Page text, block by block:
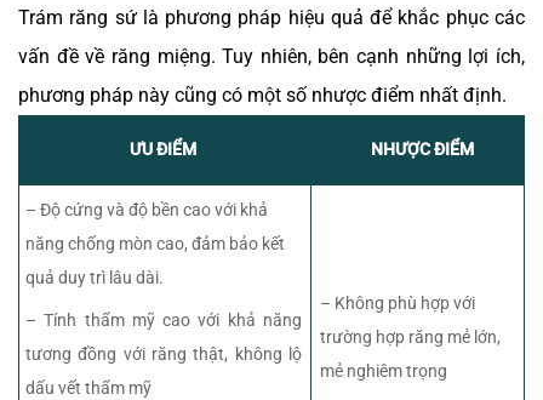
Trám răng sứ là phương pháp hiệu quả để khắc phục các
vấn đề về răng miệng. Tuy nhiên, bên cạnh những lợi ích,
phương pháp này cũng có một số nhược điểm nhất định.
ƯU ĐIỂM NHƯỢC ĐIỂM
– Độ cứng và độ bền cao với khả
năng chống mòn cao, đảm bảo kết
quả duy trì lâu dài.
– Tính thẩm mỹ cao với khả năng
tương đồng với răng thật, không lộ
dấu vết thẩm mỹ
– Không phù hợp với
trường hợp răng mẻ lớn,
mẻ nghiêm trọng